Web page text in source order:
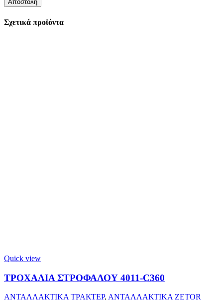
Σχετικά προϊόντα
Quick view
ΤΡΟΧΑΛΙΑ ΣΤΡΟΦΑΛΟΥ 4011-C360
ΑΝΤΑΛΛΑΚΤΙΚΑ ΤΡΑΚΤΕΡ, ΑΝΤΑΛΛΑΚΤΙΚΑ ZETOR